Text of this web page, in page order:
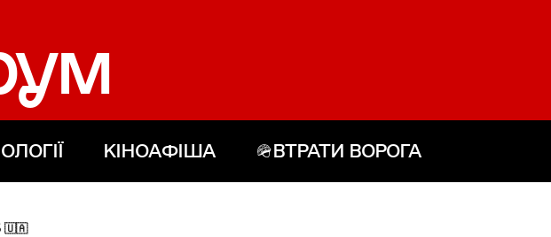
КІНОАФІША 🪖ВТРАТИ ВОРОГА
🇺🇦